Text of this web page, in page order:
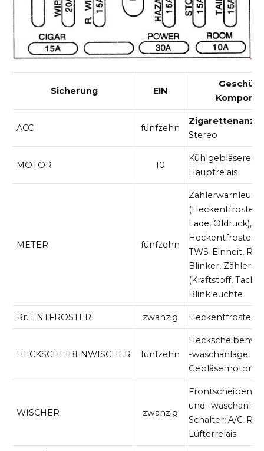
Sicherung EIN
ACC fünfzehn
Stereo
MOTOR 10
Hauptrelais
METER fünfzehn
(Heckentfroster,
Lade, Öldruck),
TWS-Einheit,
Blinker,
(Kraftstoff,
Blinkleuchte
Rr. ENTFROSTER zwanzig Heckentfroster
HECKSCHEIBENWISCHER fünfzehn
-waschanlage,
WISCHER zwanzig
und -
Schalter, A/C-
Lüfterrelais